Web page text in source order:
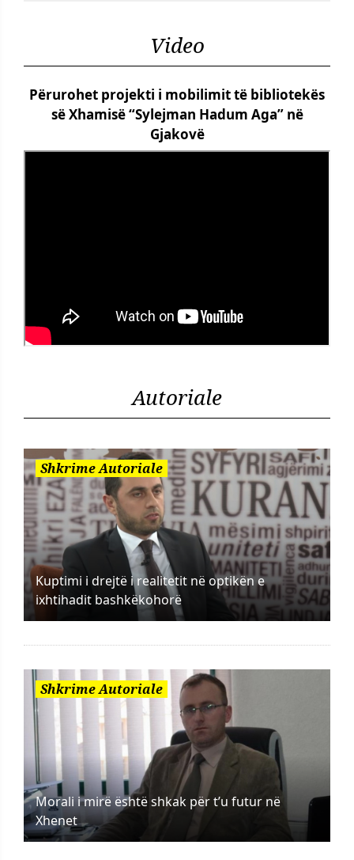
Video
Përurohet projekti i mobilimit të bibliotekës
së Xhamisë “Sylejman Hadum Aga” në
Gjakovë
Autoriale
Shkrime Autoriale
Kuptimi i drejtë i realitetit në optikën e
ixhtihadit bashkëkohorë
Shkrime Autoriale
Morali i mirë është shkak për t’u futur në
Xhenet